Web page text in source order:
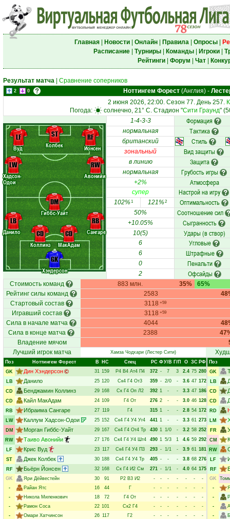
Главная| Новости| Онлайн| Правила| Опросы|
Расписание| Турниры| Команды| Игроки|
Рейтинги| Форум Чат|
Результат матча Сравнение соперников
2 0 Ноттингем Форест (Англия) -
2 июня 2026, 22:00. Сезон 77. День 257.
Погода:
солнечно, 21° C. Стадион "Сити Граунд"
Хэндерсон
Данило
Коллинз
МакАдам
Сангаре
Хадсон-
Одои
Гиббс-Уайт
Авонийи
Вуд Колбек Йонсен
GK
LB
CD
CD
RB
LW
DM
RW
LF ST RF
1-4-3-3 Формация
нормальная Тактика
британский Стиль
зональный Вид защиты
в линию Защита
нормальная Грубость игры
+2% Атмосфера
супер Настрой на игру
102%1 121%2 Оптимальность
50% Соотношение сил
+10.05% Сыгранность
10(5) Удары (в створ)
6 Угловые
6 Штрафные
0 Пенальти
2 Офсайды
Стоимость команд 883 млн. 35%
65%
Рейтинг силы команд
2583
Стартовый состав
3118 +59
Игравший состав 3118 +59
Сила в начале матча 4044
Сила в конце матча
2388
Владение мячом
Лучший игрок матча
Хамза Чодхари (Лестер Сити)
Поз Ноттингем Форест В НC Спец РC ФУ/В Г/П О ЗС РФ
GK
Дин Хэндерсон 31 159 Р4 В4 Ат4 П4 372 - 7 3 2.4 75 280
LB
Данило 25 120 Ск4 Г4 От3 359 - 2/0 - 3.6 47 172
CD
Бенджамин Коллинз 29 168 Ск Г4 Оп Л2 392 1 - - 3.3 47 186
CD
Кайл МакАдам 24 109 Г4 От 276 2 - - 3.0 46 128
RB
Ибраима Сангаре 27 119 Г4 315 1 - - 2.8 54 172
LW
Каллум Хадсон-Одои 25 152 Ск4 Г4 У4 Уг4 441 1 - - 3.3 61 273
DM
Морган Гиббс-Уайт 29 167 Ск4 Г4 От4 Тр 430 1 1/0 - 3.2 58 252
RW
Таиво Авонийи 27 176 Ск4 Г4 У4 Шт4 490 1 5/3 1 4.6 59 292
LF
Крис Вуд 23 117 Ск4 Г4 У4 П3 293 - 1/1 - 3.9 61 181
ST
Джек Колбек 30 188 Ск4 Г4 У4 Тр 405 - - - 3.8 68 276
RF
Бьёрн Йонсен 32 168 Ск Г4 И2 См 271 - 1/1 - 4.0 64 175
GK
Яри Дёйвестейн 30 91 Р2 В3 И2 - - - - - -
-
-
Райан Ятс 16 44 Г - - - - - -
-
-
Никола Миленкович 18 72 Г4 От - - - - - -
-
-
Рамон Соса 22 101 Ск2 Г4 - - - - - -
-
-
Омари Хатчинсон 26 117 Г2 - - - - - -
-
Поз
GK
LB
CD
CD
RD
LM
FR
CM
RW
LF
RF
GK
-
-
-
-